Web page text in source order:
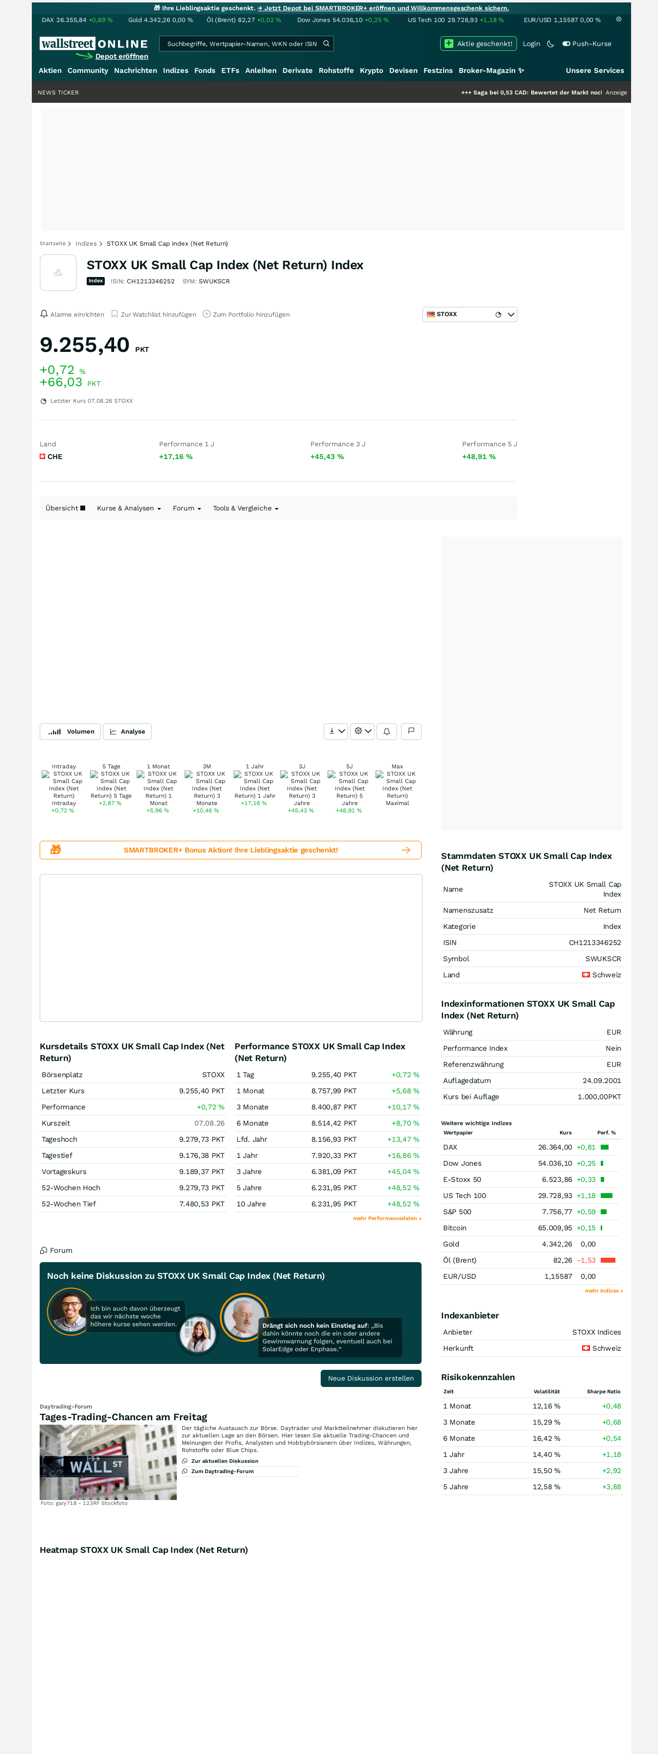
🎁 Ihre Lieblingsaktie geschenkt.→ Jetzt Depot bei SMARTBROKER+ eröffnen und Willkommensgeschenk sichern.
DAX 26.355,84 +0,69% Gold 4.342,26 0,00 % Öl (Brent) 82,27 +0,02% Dow Jones 54.036,10 +0,25% US Tech 100 29.728,93 +1,18% EUR/USD 1,15587 0,00 %
Depot eröffnen
Login Push-Kurse
Aktie geschenkt!
Aktien Community Nachrichten Indizes Fonds ETFs Anleihen Derivate Rohstoffe Krypto Devisen Festzins Broker-Magazin ✨ Unsere Services
Saga bei 0,53 CAD: Bewertet der Markt noch immer nur die Hälfte der
Anzeige
NEWS TICKER
Startseite Indizes STOXX UK Small Cap Index (Net Return)
STOXX UK Small Cap Index (Net Return) Index
Index ISIN: CH1213346252 SYM: SWUKSCR
Alarme einrichten Zur Watchlist hinzufügen Zum Portfolio hinzufügen STOXX
9.255,40 PKT
+0,72 %
+66,03 PKT
Letzter Kurs 07.08.26 STOXX
Land
CHE
Performance 1 J
+17,16 %
Performance 3 J
+45,43%
Performance 5 J
+48,91 %
Übersicht Kurse & Analysen Forum Tools & Vergleiche
Volumen Analyse
Intraday
+0,72%
5 Tage
+2,87%
1 Monat
+5,96 %
3M
+10,46%
1 Jahr
+17,16%
3J
+45,43%
5J
+48,91 %
Max
🎁 SMARTBROKER+ Bonus Aktion! Ihre Lieblingsaktie geschenkt!
Kursdetails STOXX UK Small Cap Index (Net
Return)
Börsenplatz
STOXX
Letzter Kurs
9.255,40 PKT
Performance
+0,72%
Kurszeit
07.08.26
Tageshoch
9.279,73 PKT
Tagestief
9.176,38 PKT
Vortageskurs
9.189,37 PKT
52-Wochen Hoch
9.279,73 PKT
52-Wochen Tief
7.480,53 PKT
Performance STOXX UK Small Cap Index
(Net Return)
1 Tag 9.255,40 PKT +0,72%
1 Monat
8.757,99 PKT +5,68%
3 Monate
8.400,87 PKT +10,17%
6 Monate
8.514,42 PKT +8,70%
Lfd. Jahr
8.156,93 PKT +13,47%
1 Jahr
7.920,33 PKT +16,86%
3 Jahre
6.381,09 PKT +45,04%
5 Jahre
6.231,95 PKT +48,52%
10 Jahre
6.231,95 PKT +48,52%
mehr Performancedaten »
Forum
Noch keine Diskussion zu STOXX UK Small Cap Index (Net Return)
Neue Diskussion erstellen
Daytrading-Forum
Tages-Trading-Chancen am Freitag
Foto: gary718 - 123RF Stockfoto
Der tägliche Austausch zur Börse. Daytrader und Marktteilnehmer diskutieren hier
zur aktuellen Lage an den Börsen. Hier lesen Sie aktuelle Trading-Chancen und
Meinungen der Profis, Analysten und Hobbybörsianern über Indizes, Währungen,
Rohstoffe oder Blue Chips.
Zur aktuellen Diskussion
Zum Daytrading-Forum
Stammdaten STOXX UK Small Cap Index
(Net Return)
Name
STOXX UK Small Cap
Index
Namenszusatz
Net Return
Kategorie
Index
ISIN
CH1213346252
Symbol
SWUKSCR
Land
Schweiz
Indexinformationen STOXX UK Small Cap
Index (Net Return)
Währung
EUR
Performance Index
Nein
Referenzwährung
EUR
Auflagedatum
24.09.2001
Kurs bei Auflage
1.000,00PKT
Weitere wichtige Indizes
Wertpapier Kurs Perf. %
DAX 26.364,00 +0,81
Dow Jones
54.036,10 +0,25
E-Stoxx 50
6.523,86 +0,33
US Tech 100
29.728,93
+1,18
S&P 500
7.756,77 +0,59
Bitcoin
65.009,95
+0,15
Gold
4.342,26
0,00
Öl (Brent)
82,26
-1,53
EUR/USD
1,15587 0,00
mehr Indizes »
Indexanbieter
Anbieter
STOXX Indices
Herkunft
Schweiz
Risikokennzahlen
Zeit Volatilität Sharpe Ratio
1 Monat 12,16 %
+0,48
3 Monate
15,29 %
+0,68
6 Monate
16,42 %
+0,54
1 Jahr
14,40 %
+1,18
3 Jahre
15,50 %
+2,92
5 Jahre
12,58 % +3,88
Heatmap STOXX UK Small Cap Index (Net Return)